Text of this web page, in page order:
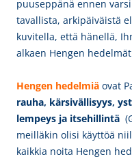
puuseppänä ennen
tavallista, arkipäiväistä
kuvitella, että hänellä,
alkaen Hengen
Hengen hedelmiä ovat
rauha, kärsivällisyys,
lempeys ja itsehillintä
meilläkin olisi käyttöä
kaikkia noita Hengen